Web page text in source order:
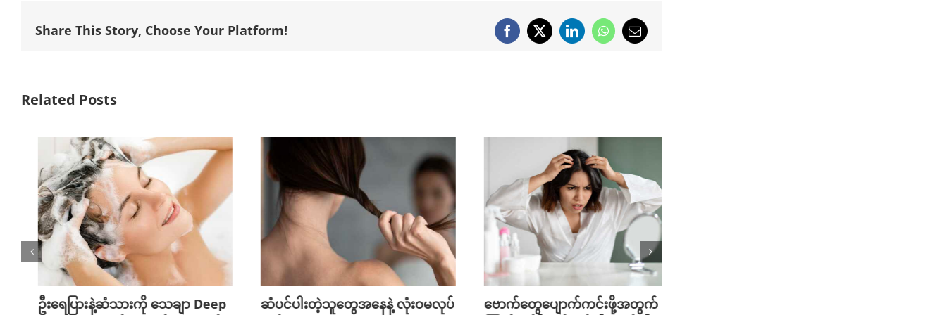
Share This Story, Choose Your Platform! Facebook
X LinkedInWhatsApp
Email
Related Posts
ဦးရေပြားနဲ့ဆံသားကို သေချာ Deep
ဆံပင်ပါးတဲ့သူတွေအနေနဲ့ လုံးဝမလုပ်
ဗောက်တွေပျောက်ကင်းဖို့အတွက်